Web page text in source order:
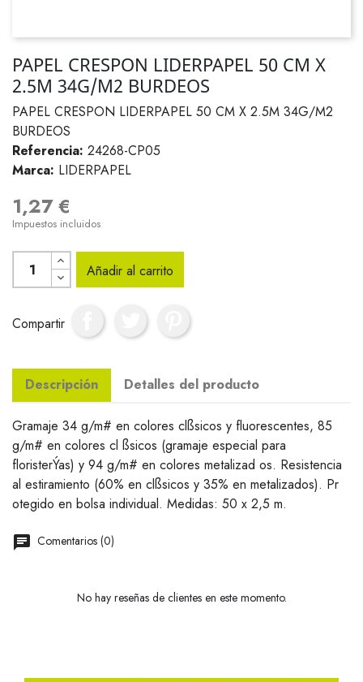
PAPEL CRESPON LIDERPAPEL 50 CM X
2.5M 34G/M2 BURDEOS
PAPEL CRESPON LIDERPAPEL 50 CM X 2.5M 34G/M2
BURDEOS
Referencia: 24268-CP05
Marca: LIDERPAPEL
1,27 €
Impuestos incluidos
Añadir al carrito
Compartir
Descripción Detalles del producto
Gramaje 34 g/m# en colores clßsicos y fluorescentes, 85
g/m# en colores cl ßsicos (gramaje especial para
floristerÝas) y 94 g/m# en colores metalizad os. Resistencia
al estiramiento (60% en clßsicos y 35% en metalizados). Pr
otegido en bolsa individual. Medidas: 50 x 2,5 m.
Comentarios (0)
No hay reseñas de clientes en este momento.